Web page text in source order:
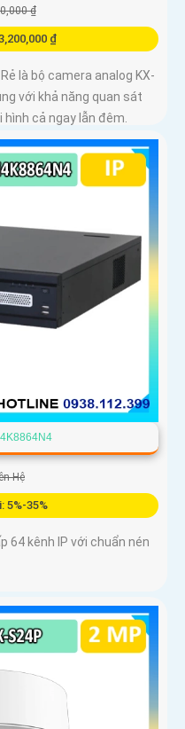
₫
₫
là bộ camera analog KX-
với khả năng quan sát
cả ngay lẫn đêm.
1 ổ cứng 500GB và 1 đầu
trữ video giám sát trong 7
Hệ
5%-35%
64 kênh IP với chuẩn nén